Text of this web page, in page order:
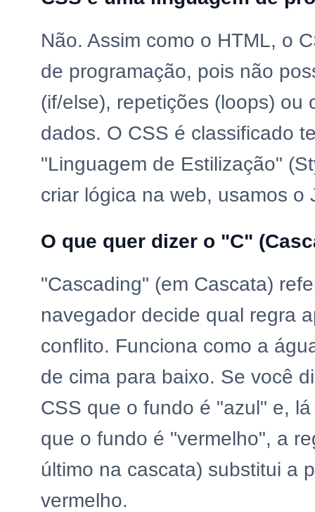
Não. Assim como o HTML, o
de programação, pois não
(if/else), repetições (loops) ou
dados. O CSS é classificado
"Linguagem de Estilização"
criar lógica na web, usamos o
O que quer dizer o "C"
"Cascading" (em Cascata)
navegador decide qual regra
conflito. Funciona como a
de cima para baixo. Se você
CSS que o fundo é "azul" e,
que o fundo é "vermelho", a
último na cascata) substitui a
vermelho.